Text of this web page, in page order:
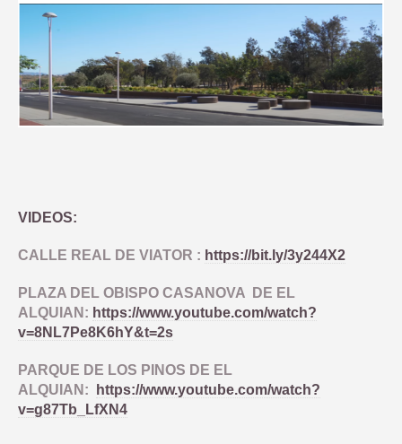
VIDEOS:
CALLE REAL DE VIATOR : https://bit.ly/3y244X2
PLAZA DEL OBISPO CASANOVA DE EL
ALQUIAN: https://www.youtube.com/watch?
v=8NL7Pe8K6hY&t=2s
PARQUE DE LOS PINOS DE EL
ALQUIAN:
https://www.youtube.com/watch?
v=g87Tb_LfXN4